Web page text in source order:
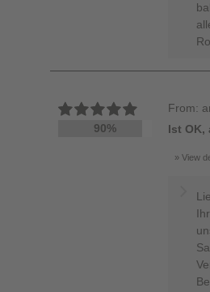
90%
From:
Ist OK,
View